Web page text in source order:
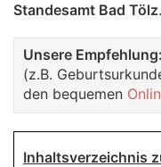
Standesamt Bad Tölz.
Unsere Empfehlung:
(z.B.
den bequemen
Inhaltsverzeichnis